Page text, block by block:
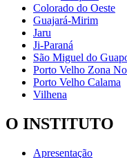
Colorado do Oeste
Guajará-Mirim
Jaru
Ji-Paraná
São Miguel do
Porto Velho Zona
Porto Velho Calama
Vilhena
O INSTITUTO
Apresentação